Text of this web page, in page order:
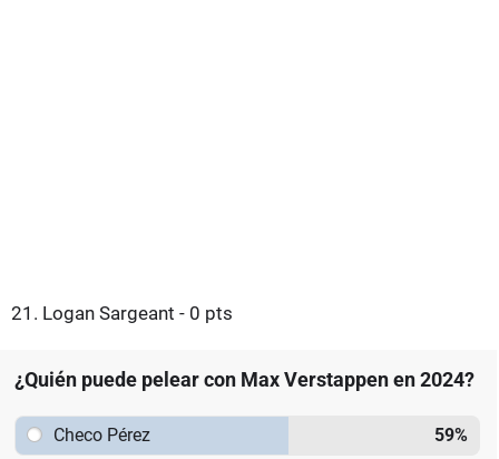
21. Logan Sargeant - 0 pts
¿Quién puede pelear con Max Verstappen en 2024?
Checo Pérez 59%